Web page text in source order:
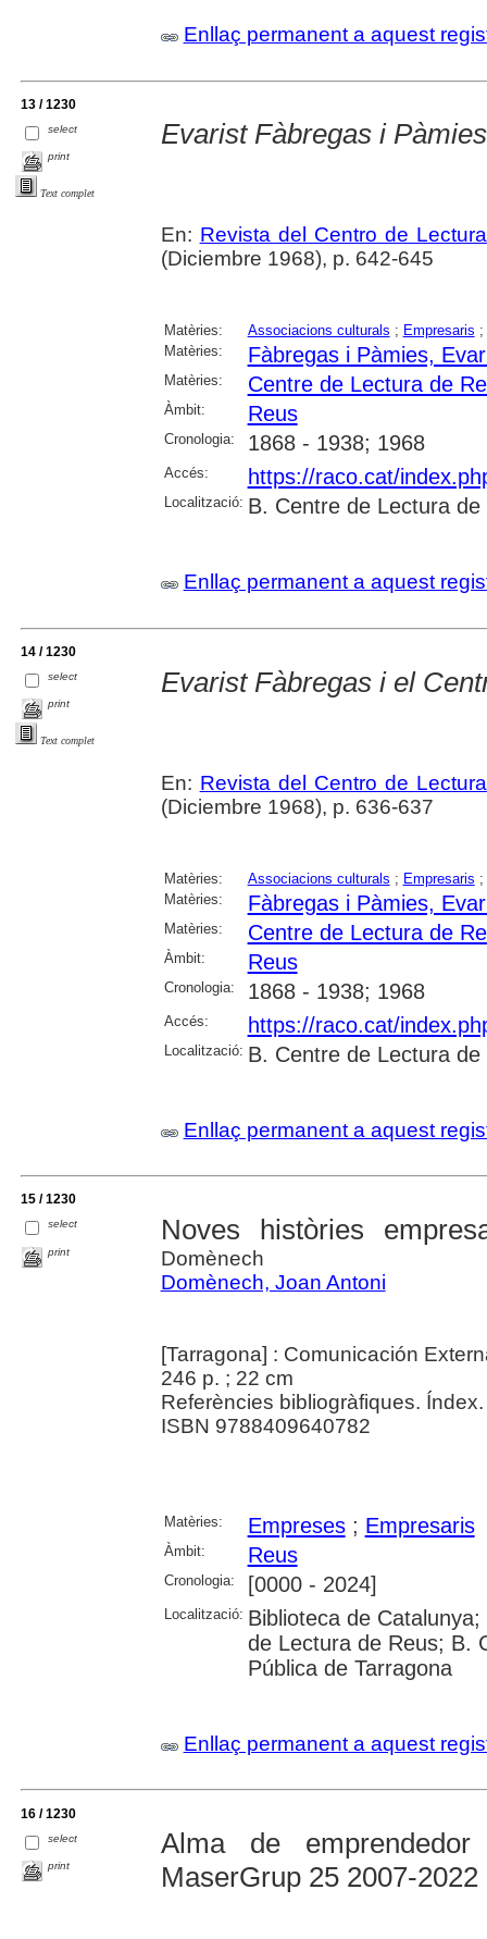
Enllaç permanent a aquest
13 / 1230
select
print
Text complet
Evarist Fàbregas i
En: Revista del Centro de
(Diciembre 1968), p. 642-645
Matèries: Associacions culturals ; Empresaris ;
Matèries:
Fàbregas i Pàmies,
Matèries: Centre de Lectura de
Àmbit: Reus
Cronologia: 1868 - 1938; 1968
Accés: https://raco.cat/
Localització: B. Centre de Lectura de
Enllaç permanent a aquest
14 / 1230
select
print
Text complet
Evarist Fàbregas i el
En: Revista del Centro de
(Diciembre 1968), p. 636-637
Matèries: Associacions culturals ; Empresaris ;
Matèries:
Fàbregas i Pàmies,
Matèries: Centre de Lectura de
Àmbit: Reus
Cronologia: 1868 - 1938; 1968
Accés: https://raco.cat/
Localització: B. Centre de Lectura de
Enllaç permanent a aquest
15 / 1230
select
print
Noves històries
Domènech
Domènech, Joan Antoni
[Tarragona] : Comunicación
246 p. ; 22 cm
Referències bibliogràfiques. Índex.
ISBN 9788409640782
Matèries: Empreses; Empresaris
Àmbit: Reus
Cronologia: [0000 - 2024]
Localització: Biblioteca de
de Lectura de Reus; B.
Pública de Tarragona
Enllaç permanent a aquest
16 / 1230
select
print
Alma de
MaserGrup 25 2007-2022